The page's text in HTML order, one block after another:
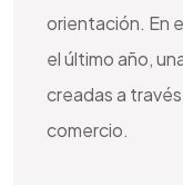
orientación. En
el último año,
creadas a
comercio.